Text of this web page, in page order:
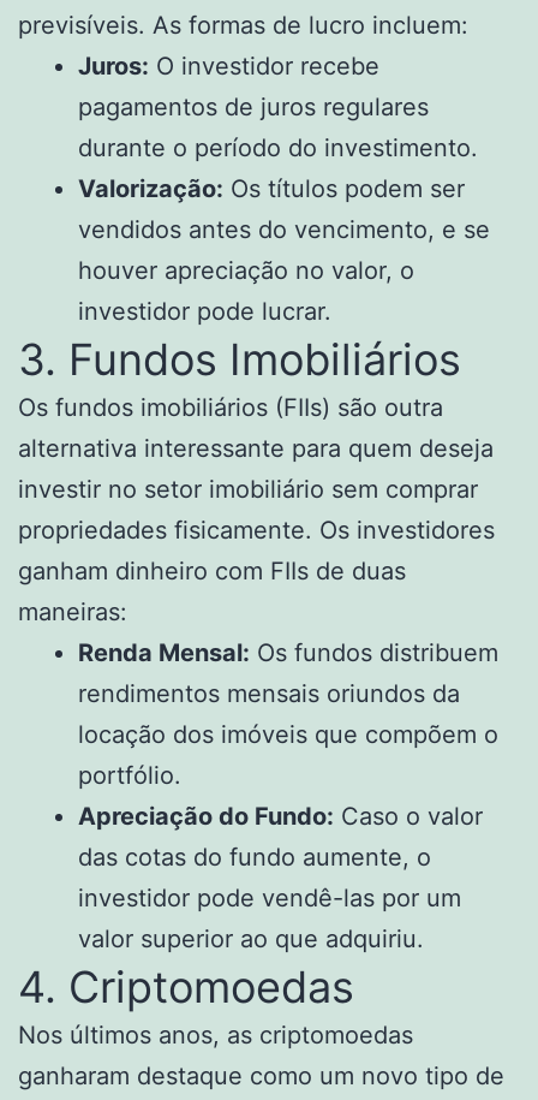
previsíveis. As formas de lucro incluem:
Juros: O investidor recebe
pagamentos de juros regulares
durante o período do investimento.
Valorização: Os títulos podem ser
vendidos antes do vencimento, e se
houver apreciação no valor, o
investidor pode lucrar.
3. Fundos Imobiliários
Os fundos imobiliários (FIIs) são outra
alternativa interessante para quem deseja
investir no setor imobiliário sem comprar
propriedades fisicamente. Os investidores
ganham dinheiro com FIIs de duas
maneiras:
Renda Mensal: Os fundos distribuem
rendimentos mensais oriundos da
locação dos imóveis que compõem o
portfólio.
Apreciação do Fundo: Caso o valor
das cotas do fundo aumente, o
investidor pode vendê-las por um
valor superior ao que adquiriu.
4. Criptomoedas
Nos últimos anos, as criptomoedas
ganharam destaque como um novo tipo de